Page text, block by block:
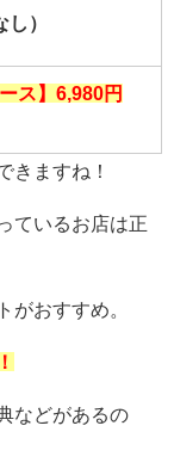
）
ス】6,980円
きますね！
ているお店は正
がおすすめ。
などがあるの